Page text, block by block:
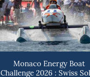
Monaco Energy Boat
Challenge 2026 : Swiss